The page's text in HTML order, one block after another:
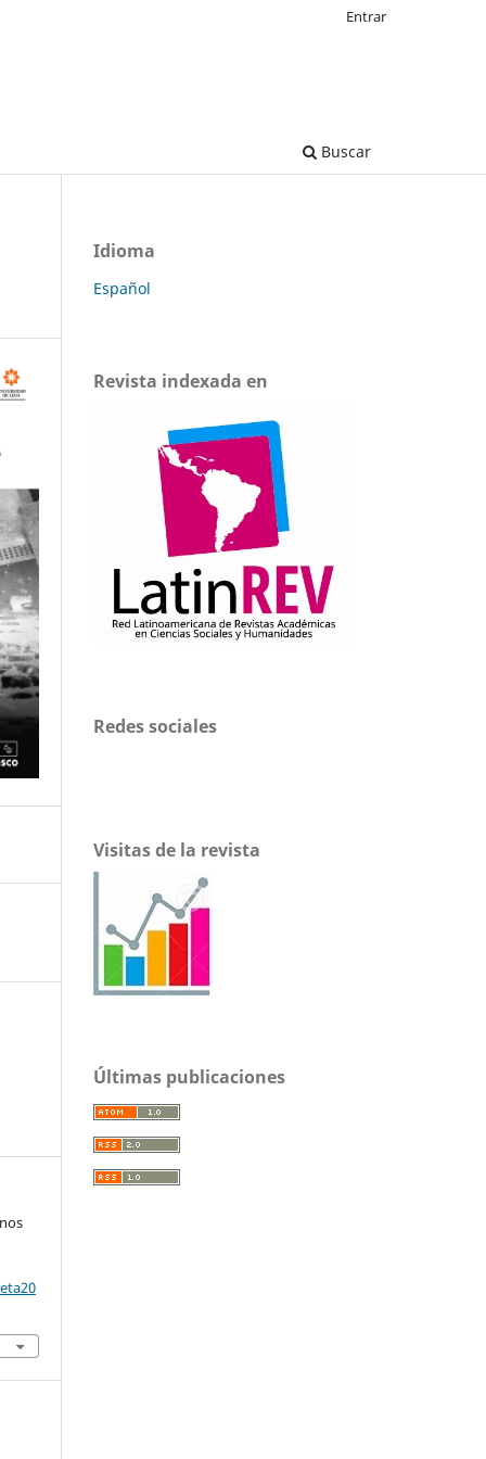
Buscar
Entrar
Idioma
Español
Revista indexada en
Redes sociales
Visitas de la revista
Últimas publicaciones